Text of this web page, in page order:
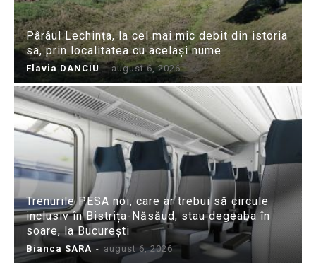
Pârâul Lechința, la cel mai mic debit din istoria
sa, prin localitatea cu același nume
Flavia DANCIU - august 6, 2026
Trenurile PESA noi, care ar trebui să circule
inclusiv în Bistrița-Năsăud, stau degeaba în
soare, la București
Bianca SARA - august 6, 2026